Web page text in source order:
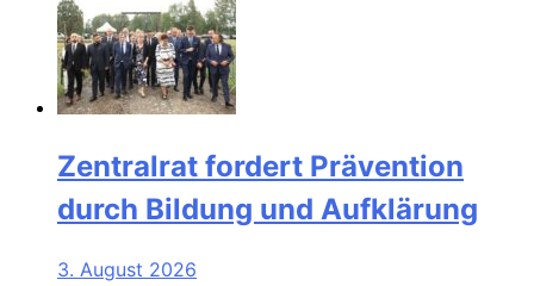
Zentralrat fordert Prävention
durch Bildung und Aufklärung
3. August 2026